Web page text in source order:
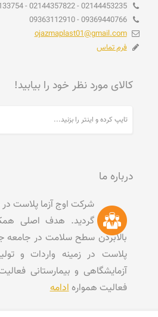
02144453235 - 02144357822 - 02146133754
09369440766 - 09363112910
ojazmaplast01@gmail.com
فرم تماس
کالای مورد نظر خود را بیابید!
درباره ما
گردید. هدف اصلی
بالابردن سطح سلامت در جامعه
پلاست در زمینه واردات و
آزمایشگاهی و بیمارستانی
فعالیت هموارهادامه